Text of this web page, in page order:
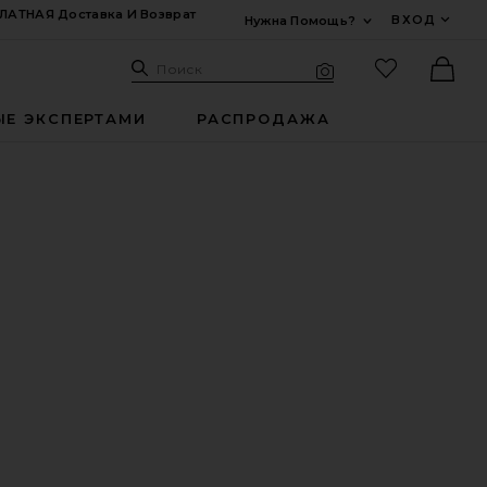
Доставка И Возврат
Нужна Помощь?
ВХОД
Поиск: Site
Поиск
ЭКСПЕРТАМИ РАСПРОДАЖА